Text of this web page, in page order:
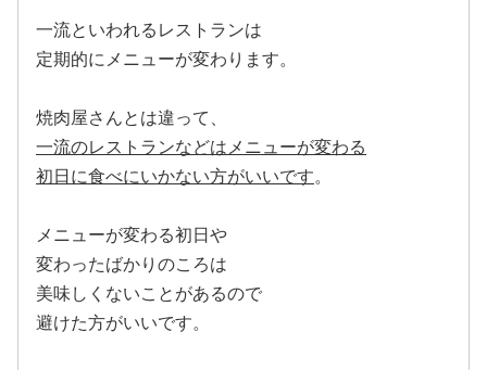
一流といわれるレストランは
定期的にメニューが変わります。
焼肉屋さんとは違って、
一流のレストランなどはメニューが変わる
初日に食べにいかない方がいいです。
メニューが変わる初日や
変わったばかりのころは
美味しくないことがあるので
避けた方がいいです。